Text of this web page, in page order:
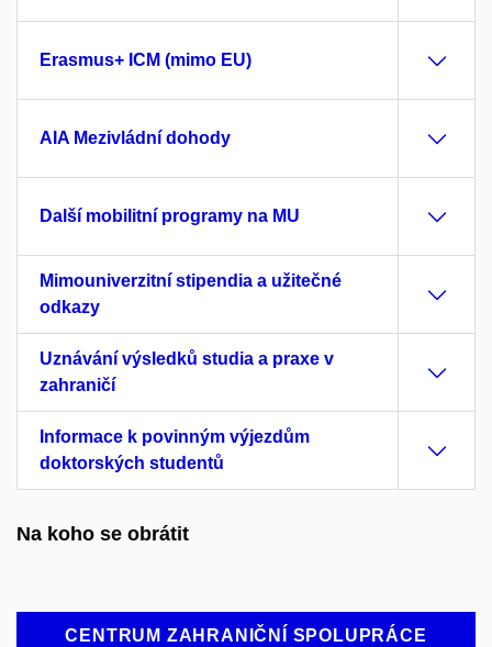
Erasmus+ ICM (mimo EU)
AIA Mezivládní dohody
Další mobilitní programy na MU
Mimouniverzitní stipendia a užitečné
odkazy
Uznávání výsledků studia a praxe v
zahraničí
Informace k povinným výjezdům
doktorských studentů
Na koho se obrátit
CENTRUM ZAHRANIČNÍ SPOLUPRÁCE